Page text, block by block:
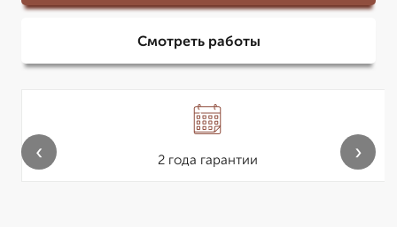
Смотреть работы
2 года гарантии
‹ ›